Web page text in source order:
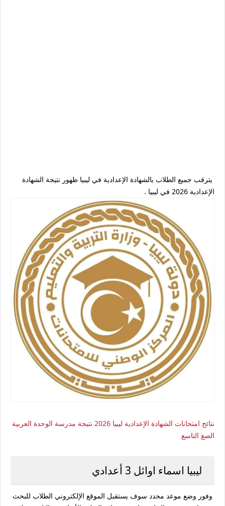
يترقب جميع الطلاب بالشهادة الإعدادية في ليبيا ظهور نتيجة الشهادة
الإعدادية 2026 في ليبيا .
نتائج امتحانات الشهادة الإعدادية ليبيا 2026 نتيجة مدرسة الوحدة العربية
الصغ التاسع
ليبيا اسماء اوائل 3 أعدادي
وفور وضع موعد محدد سوف يستقبل الموقع الإلكتروني الطلاب للبحث